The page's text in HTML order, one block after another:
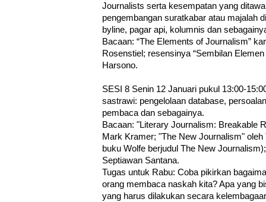
Journalists serta kesempatan yang
pengembangan suratkabar atau majalah
byline, pagar api, kolumnis dan
Bacaan: “The Elements of Journalism”
Rosenstiel; resensinya “Sembilan
Harsono.
SESI 8 Senin 12 Januari pukul 13:00-
sastrawi: pengelolaan database,
pembaca dan sebagainya.
Bacaan: "Literary Journalism: Breakable
Mark Kramer; "The New Journalism"
buku Wolfe berjudul The New
Septiawan Santana.
Tugas untuk Rabu: Coba pikirkan
orang membaca naskah kita? Apa yang
yang harus dilakukan secara